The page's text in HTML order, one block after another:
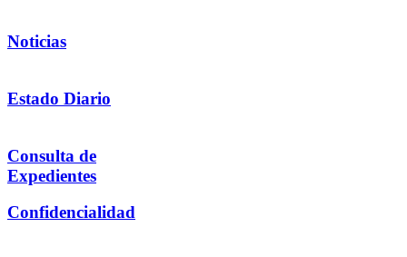
Noticias
Estado Diario
Consulta de
Expedientes
Confidencialidad